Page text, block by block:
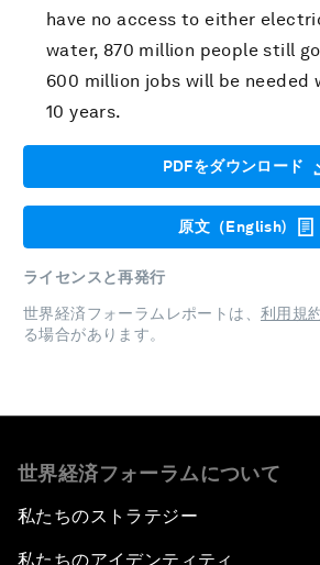
have no access to either
water, 870 million people still
600 million jobs will be needed
10 years.
PDFをダウンロード
原文（English)
ライセンスと再発行
世界経済フォーラムレポートは、 利用規
る場合があります。
世界経済フォーラムについて
私たちのストラテジー
私たちのアイデンティティ